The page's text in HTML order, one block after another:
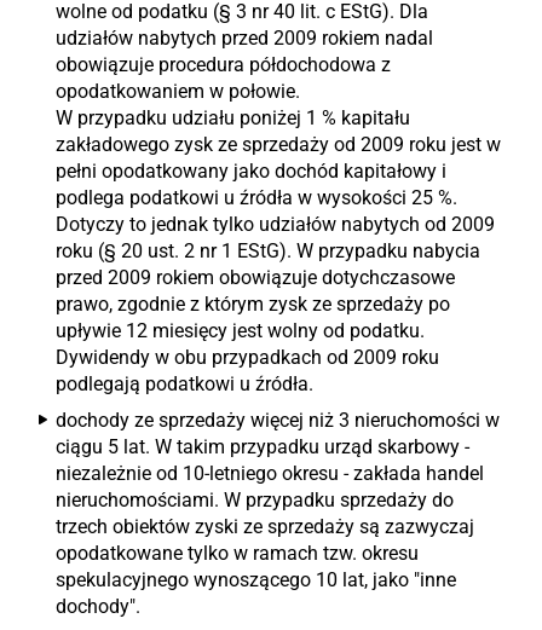
wolne od podatku (§ 3 nr 40 lit. c EStG). Dla
udziałów nabytych przed 2009 rokiem nadal
obowiązuje procedura półdochodowa z
opodatkowaniem w połowie.
W przypadku udziału poniżej 1 % kapitału
zakładowego zysk ze sprzedaży od 2009 roku jest w
pełni opodatkowany jako dochód kapitałowy i
podlega podatkowi u źródła w wysokości 25 %.
Dotyczy to jednak tylko udziałów nabytych od 2009
roku (§ 20 ust. 2 nr 1 EStG). W przypadku nabycia
przed 2009 rokiem obowiązuje dotychczasowe
prawo, zgodnie z którym zysk ze sprzedaży po
upływie 12 miesięcy jest wolny od podatku.
Dywidendy w obu przypadkach od 2009 roku
podlegają podatkowi u źródła.
dochody ze sprzedaży więcej niż 3 nieruchomości w
ciągu 5 lat. W takim przypadku urząd skarbowy -
niezależnie od 10-letniego okresu - zakłada handel
nieruchomościami. W przypadku sprzedaży do
trzech obiektów zyski ze sprzedaży są zazwyczaj
opodatkowane tylko w ramach tzw. okresu
spekulacyjnego wynoszącego 10 lat, jako "inne
dochody".